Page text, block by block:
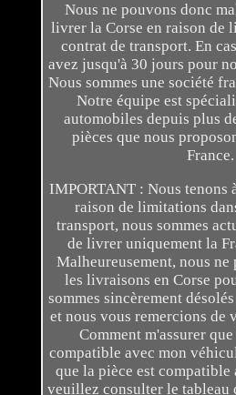
Nous ne pouvons donc
livrer la Corse en raison de
contrat de transport. En
avez jusqu'à 30 jours pour
Nous sommes une société
Notre équipe est
automobiles depuis plus
pièces que nous
France.
IMPORTANT : Nous tenons
raison de limitations
transport, nous sommes
de livrer uniquement la
Malheureusement, nous ne
les livraisons en Corse
sommes sincèrement
et nous vous remercions de
Comment m'assurer
compatible avec mon
que la pièce est
veuillez consulter le tableau